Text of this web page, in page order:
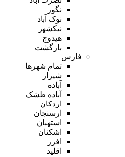
نگور
نوک آباد
نیکشهر
هیدوچ
بازگشت
فارس
تمام شهر‌ها
شیراز
آباده
آباده طشک
اردکان
ارسنجان
استهبان
اشکنان
افزر
اقلید